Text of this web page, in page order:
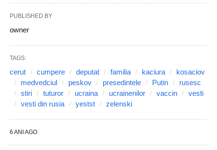
PUBLISHED BY
owner
TAGS:
cerut cumpere deputat familia kaciura
kosaciov
medvedciul
peskov presedintele Putin
rusesc
stiri
tuturor ucraina ucrainenilor vaccin
vesti
vesti din rusia
yestst zelenski
6 ANI AGO